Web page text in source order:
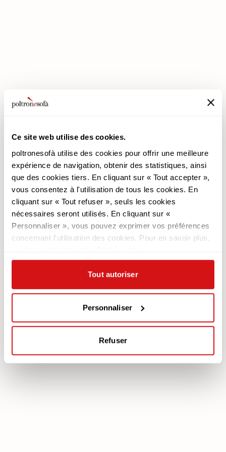
Ce site web utilise des cookies.
poltronesofà utilise des cookies pour offrir une meilleure
expérience de navigation, obtenir des statistiques, ainsi
que des cookies tiers. En cliquant sur « Tout accepter »,
vous consentez à l'utilisation de tous les cookies. En
cliquant sur « Tout refuser », seuls les cookies
nécessaires seront utilisés. En cliquant sur «
Personnaliser », vous pouvez exprimer vos préférences
concernant l'utilisation des cookies. Pour en savoir plus,
Tout autoriser
Personnaliser
Refuser
poltronesofà
Pourquoi nous choisir
Nos Magasins
Nous recrutons
Contacts
Produits
Les Promotions
Revêtements
Les Canapés
Les Fauteuils
Documentation
Légale
Plan Assistance
Téléchargez votre garantie